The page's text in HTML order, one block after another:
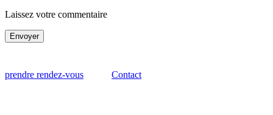
Laissez votre commentaire
Envoyer
prendre rendez-vous Contact